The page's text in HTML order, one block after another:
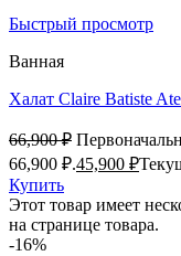
Быстрый просмотр
Ванная
Халат Claire Batiste
66,900₽
66,900 ₽.45,900 ₽
Купить
Этот товар имеет
на странице товара.
-16%